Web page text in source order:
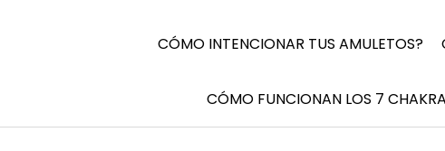
CÓMO INTENCIONAR TUS AMULETOS?
CÓMO FUNCIONAN LOS 7